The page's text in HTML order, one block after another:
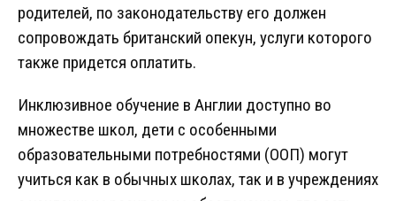
родителей, по законодательству его должен
сопровождать британский опекун, услуги которого
также придется оплатить.
Инклюзивное обучение в Англии доступно во
множестве школ, дети с особенными
образовательными потребностями (ООП) могут
учиться как в обычных школах, так и в учреждениях